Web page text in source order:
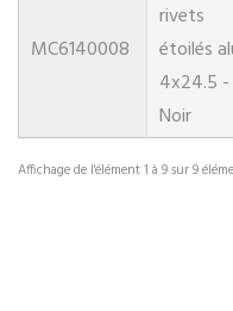
MC6140008
rivets
étoilés
4x24.5 -
Noir
Affichage de l'élément 1 à 9 sur 9